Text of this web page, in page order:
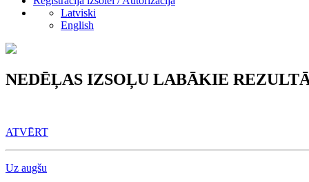
Latviski
English
NEDĒĻAS IZSOĻU LABĀKIE
ATVĒRT
Uz augšu